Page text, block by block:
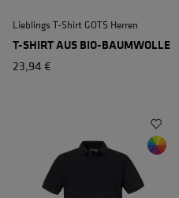
Lieblings T-Shirt GOTS Herren
T-SHIRT AUS BIO-BAUMWOLLE
23,94 €